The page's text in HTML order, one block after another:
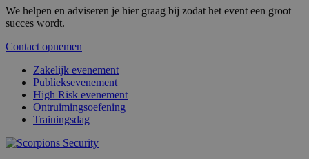
We helpen en adviseren je hier graag bij zodat het event een groot
succes wordt.
Contact opnemen
Zakelijk evenement
Publieksevenement
High Risk evenement
Ontruimingsoefening
Trainingsdag